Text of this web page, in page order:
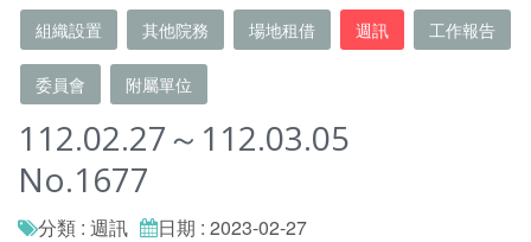
組織設置 其他院務 場地租借 週訊 工作報告
委員會 附屬單位
112.02.27～112.03.05
No.1677
分類 : 週訊 日期 : 2023-02-27